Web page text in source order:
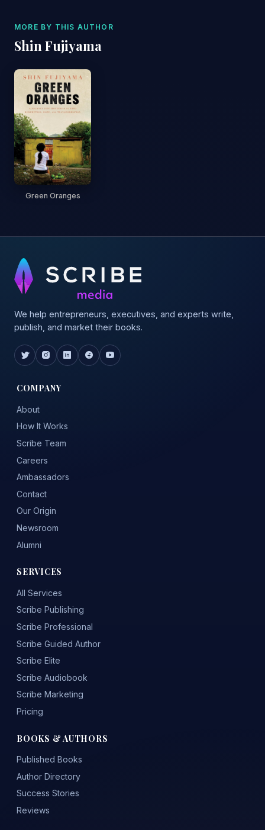
MORE BY THIS AUTHOR
Shin Fujiyama
Green Oranges
We help entrepreneurs, executives, and experts write,
publish, and market their books.
COMPANY
About
How It Works
Scribe Team
Careers
Ambassadors
Contact
Our Origin
Newsroom
Alumni
SERVICES
All Services
Scribe Publishing
Scribe Professional
Scribe Guided Author
Scribe Elite
Scribe Audiobook
Scribe Marketing
Pricing
BOOKS & AUTHORS
Published Books
Author Directory
Success Stories
Reviews